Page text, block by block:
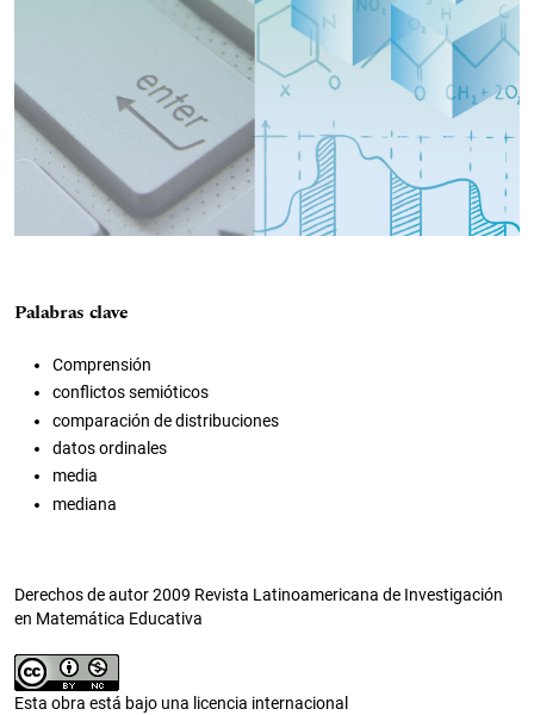
Palabras clave
Comprensión
conflictos semióticos
comparación de distribuciones
datos ordinales
media
mediana
Derechos de autor 2009 Revista Latinoamericana de Investigación
en Matemática Educativa
Esta obra está bajo una licencia internacional